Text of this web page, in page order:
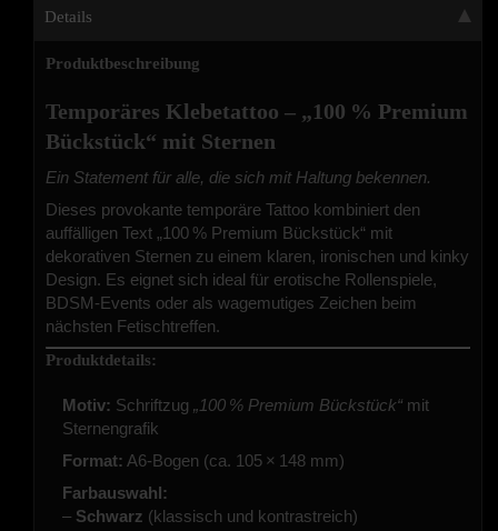
Details
Produktbeschreibung
Temporäres Klebetattoo – „100 % Premium
Bückstück“ mit Sternen
Ein Statement für alle, die sich mit Haltung bekennen.
Dieses provokante temporäre Tattoo kombiniert den
auffälligen Text „100 % Premium Bückstück“ mit
dekorativen Sternen zu einem klaren, ironischen und kinky
Design. Es eignet sich ideal für erotische Rollenspiele,
BDSM-Events oder als wagemutiges Zeichen beim
nächsten Fetischtreffen.
Produktdetails:
Motiv: Schriftzug „100 % Premium Bückstück“ mit
Sternengrafik
Format: A6-Bogen (ca. 105 × 148 mm)
Farbauswahl:
– Schwarz (klassisch und kontrastreich)